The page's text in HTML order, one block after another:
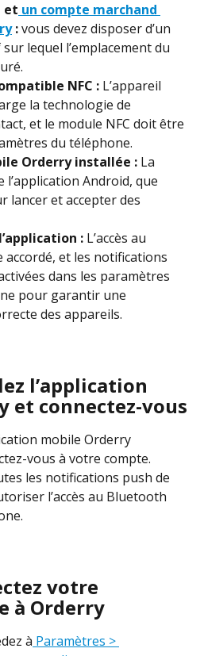
et un compte marchand
: vous devez disposer d’un
lequel l’emplacement du
NFC : L’appareil
la technologie de
et le module NFC doit être
du téléphone.
Orderry installée : La
Android, que
lancer et accepter des
: L’accès au
et les notifications
dans les paramètres
pour garantir une
des appareils.
l’application
et connectez-vous
mobile Orderry
vous à votre compte.
les notifications push de
l’accès au Bluetooth
votre
à Orderry
à Paramètres >